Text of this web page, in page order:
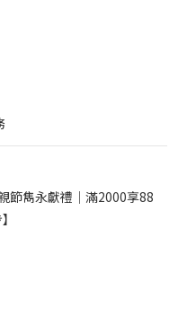
節雋永獻禮｜滿2000享88